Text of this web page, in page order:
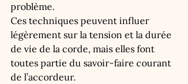
problème.
Ces techniques peuvent influer
légèrement sur la tension et la durée
de vie de la corde, mais elles font
toutes partie du savoir-faire courant
de l’accordeur.